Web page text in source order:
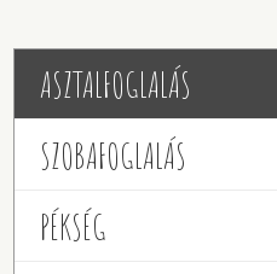
ASZTALFOGLALÁS
SZOBAFOGLALÁS
PÉKSÉG